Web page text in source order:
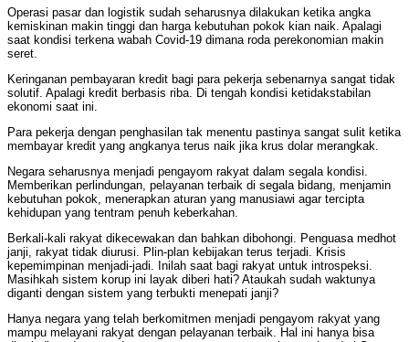
Operasi pasar dan logistik sudah seharusnya dilakukan ketika angka
kemiskinan makin tinggi dan harga kebutuhan pokok kian naik. Apalagi
saat kondisi terkena wabah Covid-19 dimana roda perekonomian makin
seret.
Keringanan pembayaran kredit bagi para pekerja sebenarnya sangat tidak
solutif. Apalagi kredit berbasis riba. Di tengah kondisi ketidakstabilan
ekonomi saat ini.
Para pekerja dengan penghasilan tak menentu pastinya sangat sulit ketika
membayar kredit yang angkanya terus naik jika krus dolar merangkak.
Negara seharusnya menjadi pengayom rakyat dalam segala kondisi.
Memberikan perlindungan, pelayanan terbaik di segala bidang, menjamin
kebutuhan pokok, menerapkan aturan yang manusiawi agar tercipta
kehidupan yang tentram penuh keberkahan.
Berkali-kali rakyat dikecewakan dan bahkan dibohongi. Penguasa medhot
janji, rakyat tidak diurusi. Plin-plan kebijakan terus terjadi. Krisis
kepemimpinan menjadi-jadi. Inilah saat bagi rakyat untuk introspeksi.
Masihkah sistem korup ini layak diberi hati? Ataukah sudah waktunya
diganti dengan sistem yang terbukti menepati janji?
Hanya negara yang telah berkomitmen menjadi pengayom rakyat yang
mampu melayani rakyat dengan pelayanan terbaik. Hal ini hanya bisa